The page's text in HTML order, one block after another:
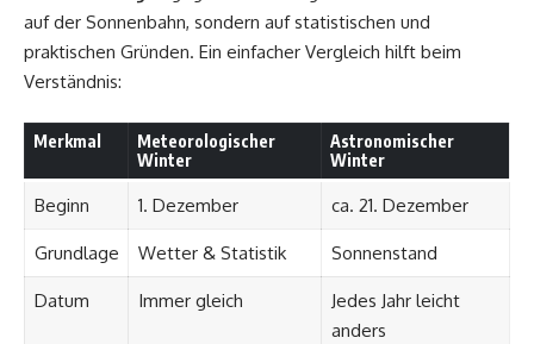
auf der Sonnenbahn, sondern auf statistischen und
praktischen Gründen. Ein einfacher Vergleich hilft beim
Verständnis:
Merkmal
Meteorologischer
Winter
Astronomischer
Winter
Beginn 1. Dezember ca. 21. Dezember
Grundlage Wetter & Statistik Sonnenstand
Datum Immer gleich
Jedes Jahr leicht
anders